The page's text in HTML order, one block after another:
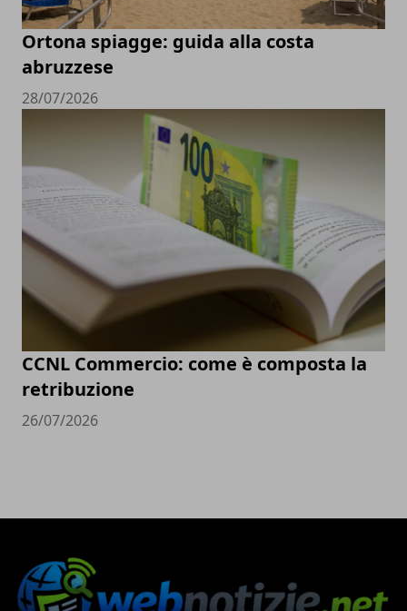
Ortona spiagge: guida alla costa
abruzzese
28/07/2026
CCNL Commercio: come è composta la
retribuzione
26/07/2026